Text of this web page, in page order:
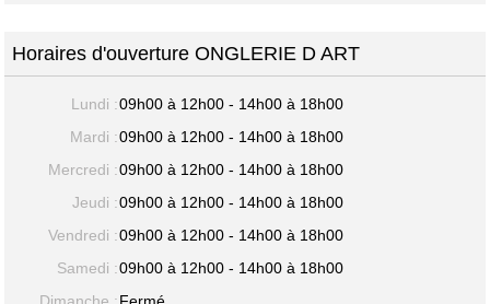
Horaires d'ouverture ONGLERIE D ART
Lundi :09h00 à 12h00 - 14h00 à 18h00
Mardi :09h00 à 12h00 - 14h00 à 18h00
Mercredi :09h00 à 12h00 - 14h00 à 18h00
Jeudi :09h00 à 12h00 - 14h00 à 18h00
Vendredi :09h00 à 12h00 - 14h00 à 18h00
Samedi :09h00 à 12h00 - 14h00 à 18h00
Dimanche :Fermé